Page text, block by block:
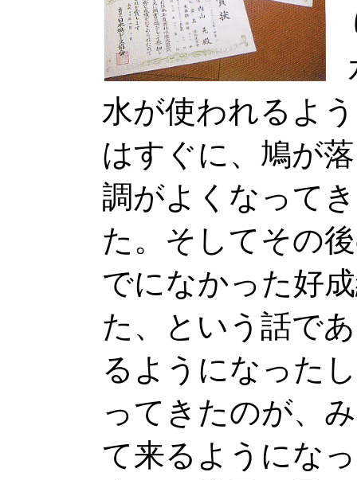
水が使われるよ
はすぐに、鳩が
調がよくなって
た。そしてその
でになかった好
た、という話で
るようになった
ってきたのが、
て来るようにな